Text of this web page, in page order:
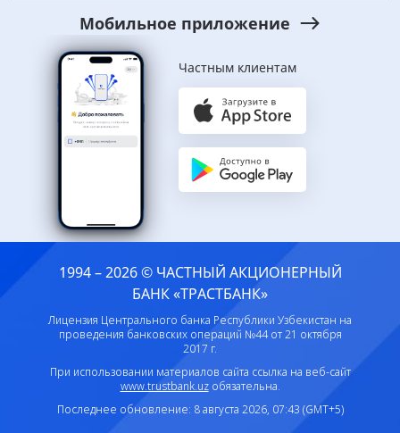
Мобильное приложение
Частным клиентам
1994 – 2026 © ЧАСТНЫЙ АКЦИОНЕРНЫЙ
БАНК «ТРАСТБАНК»
Лицензия Центрального банка Республики Узбекистан на
проведения банковских операций №44 от 21 октября
2017 г.
При использовании материалов сайта ссылка на веб-сайт
www.trustbank.uzобязательна.
Последнее обновление: 8 августа 2026, 07:43 (GMT+5)